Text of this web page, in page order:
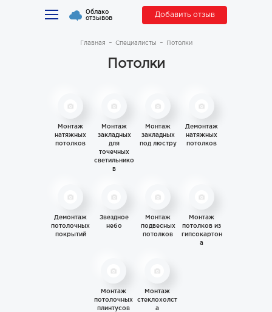
Облако
отзывов Добавить отзыв
Главная Специалисты Потолки
Потолки
Монтаж
натяжных
потолков
Монтаж
закладных
для
точечных
светильнико
в
Монтаж
закладных
под люстру
Демонтаж
натяжных
потолков
Демонтаж
потолочных
покрытий
Звездное
небо
Монтаж
подвесных
потолков
Монтаж
потолков из
гипсокартон
а
Монтаж
потолочных
плинтусов
Монтаж
стеклохолст
а